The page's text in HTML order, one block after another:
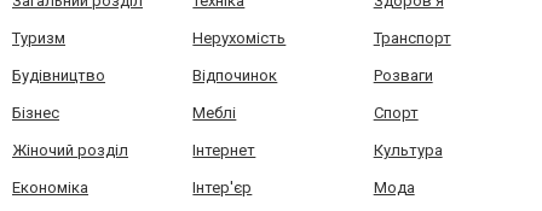
Туризм Нерухомість Транспорт
Будівництво Відпочинок Розваги
Бізнес Меблі Спорт
Жіночий розділ Інтернет Культура
Економіка Інтер'єр Мода